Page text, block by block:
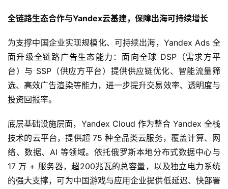
全链路生态合作与Yandex云基建，保障出海可持续增长
为支撑中国企业实现规模化、可持续出海，Yandex Ads 全
面升级全链路广告生态能力：面向全球 DSP（需求方平
台）与 SSP（供应方平台）提供供应链优化、智能流量筛
选、高效广告渲染等能力，进一步提升交易效率、透明度与
投资回报率。
底层基础设施层面，Yandex Cloud 作为整合 Yandex 全栈
技术的云平台，提供超 75 种全品类云服务，覆盖计算、网
络、数据、AI 等领域。依托俄罗斯本地分布式数据中心与
17 万 + 服务器，超200兆瓦的总容量，以及独立电力系统
的强大支撑，可为中国游戏与应用企业提供低延迟、快部署